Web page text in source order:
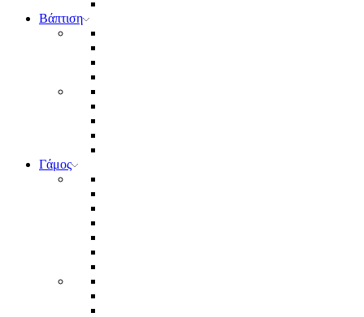
Βάπτιση
Γάμος